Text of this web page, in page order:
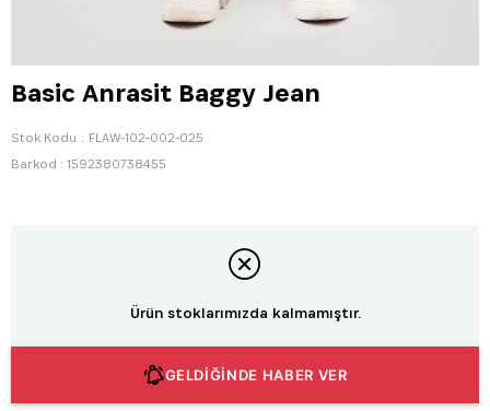
Basic Anrasit Baggy Jean
Stok Kodu
FLAW-102-002-025
Barkod : 1592380738455
Ürün stoklarımızda kalmamıştır.
GELDİĞİNDE HABER VER